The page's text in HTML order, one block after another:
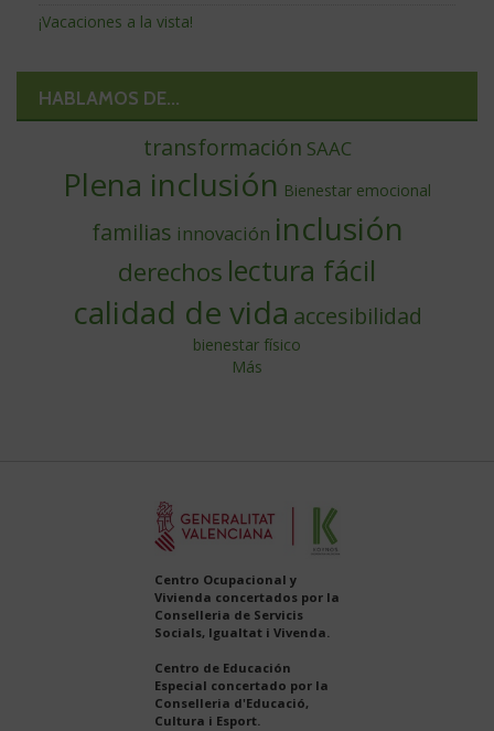
¡Vacaciones a la vista!
HABLAMOS DE...
transformación SAAC
Plena inclusión Bienestar emocional
familias innovación inclusión
derechos lectura fácil
calidad de vida accesibilidad
bienestar físico
Más
Centro Ocupacional y
Vivienda concertados por la
Conselleria de Servicis
Socials, Igualtat i Vivenda.
Centro de Educación
Especial concertado por la
Conselleria d'Educació,
Cultura i Esport.